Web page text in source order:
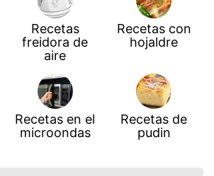
Recetas
freidora de
aire
Recetas con
hojaldre
Recetas en el
microondas
Recetas de
pudin